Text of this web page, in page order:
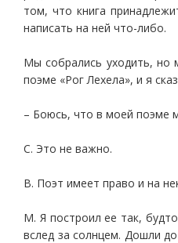
том, что книга
написать на ней что-либо.
Мы собрались уходить, но
поэме «Рог Лехела», и я
– Боюсь, что в моей поэме
С. Это не важно.
В. Поэт имеет право и на
М. Я построил ее так,
вслед за солнцем. Дошли